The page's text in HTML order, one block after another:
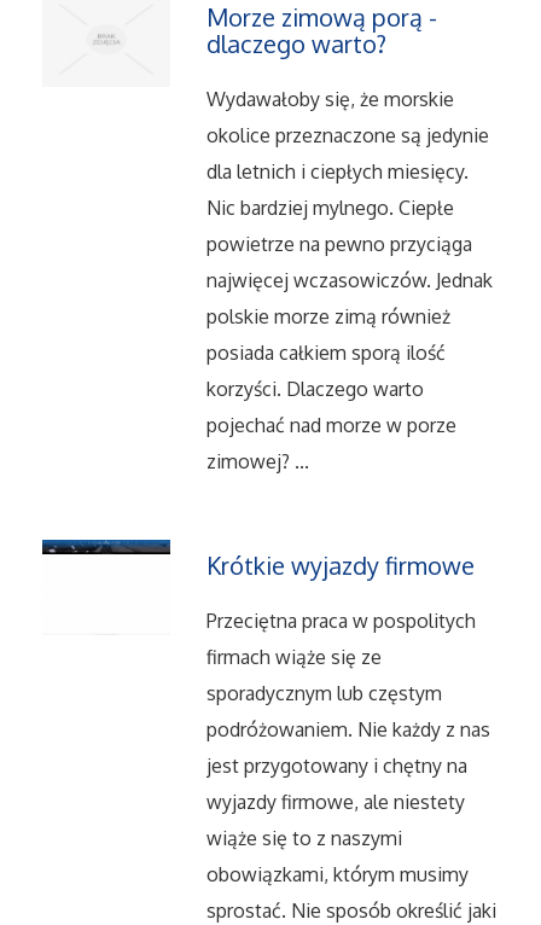
Noclegi
Hotele i Noclegi
Podróże
Wypoczynek
Uroda
Dietetyka, Odchudzanie
Kosmetyki
Salony Kosmetyczne
Sprzęt Medyczny
Oprogramowanie
Oprogramowanie
Strony Internetowe
Kontakt
Morze zimową porą -
dlaczego warto?
Wydawałoby się, że morskie
okolice przeznaczone są jedynie
dla letnich i ciepłych miesięcy.
Nic bardziej mylnego. Ciepłe
powietrze na pewno przyciąga
najwięcej wczasowiczów. Jednak
polskie morze zimą również
posiada całkiem sporą ilość
korzyści. Dlaczego warto
pojechać nad morze w porze
zimowej? ...
Krótkie wyjazdy firmowe
Przeciętna praca w pospolitych
firmach wiąże się ze
sporadycznym lub częstym
podróżowaniem. Nie każdy z nas
jest przygotowany i chętny na
wyjazdy firmowe, ale niestety
wiąże się to z naszymi
obowiązkami, którym musimy
sprostać. Nie sposób określić jaki